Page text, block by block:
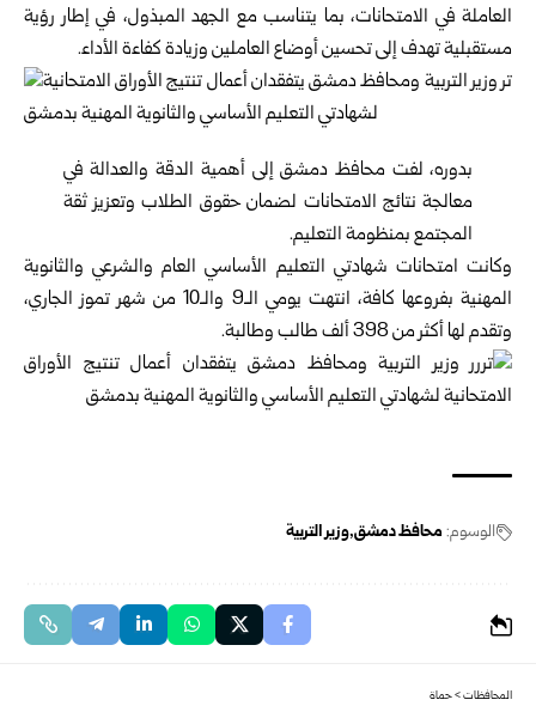
العاملة في الامتحانات، بما يتناسب مع الجهد المبذول، في إطار رؤية
مستقبلية تهدف إلى تحسين أوضاع العاملين وزيادة كفاءة الأداء.
بدوره، لفت محافظ دمشق إلى أهمية الدقة والعدالة في
معالجة نتائج الامتحانات لضمان حقوق الطلاب وتعزيز ثقة
المجتمع بمنظومة التعليم.
وكانت امتحانات شهادتي التعليم الأساسي العام والشرعي والثانوية
المهنية بفروعها كافة، انتهت يومي الـ9 والـ10 من شهر تموز الجاري،
وتقدم لها أكثر من 398 ألف طالب وطالبة.
الوسوم: محافظ دمشق وزير التربية
المحافظات>حماة